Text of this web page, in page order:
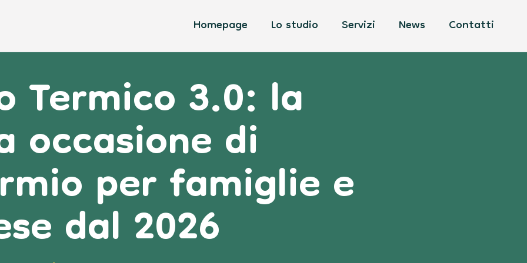
Homepage Lo studio Servizi News Contatti
Termico 3.0: la
occasione di
per famiglie e
dal 2026